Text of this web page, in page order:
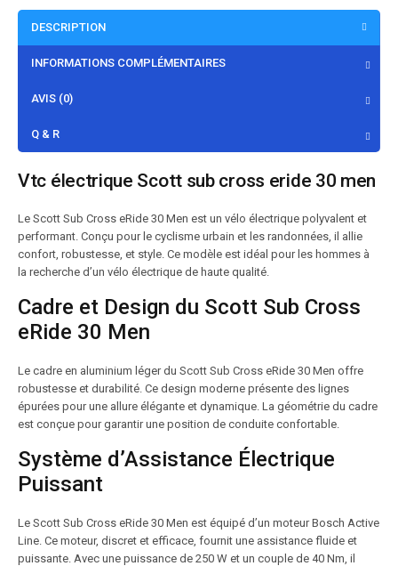
DESCRIPTION
INFORMATIONS COMPLÉMENTAIRES
AVIS (0)
Q & R
Vtc électrique Scott sub cross eride 30 men
Le Scott Sub Cross eRide 30 Men est un vélo électrique polyvalent et
performant. Conçu pour le cyclisme urbain et les randonnées, il allie
confort, robustesse, et style. Ce modèle est idéal pour les hommes à
la recherche d’un vélo électrique de haute qualité.
Cadre et Design du Scott Sub Cross
eRide 30 Men
Le cadre en aluminium léger du Scott Sub Cross eRide 30 Men offre
robustesse et durabilité. Ce design moderne présente des lignes
épurées pour une allure élégante et dynamique. La géométrie du cadre
est conçue pour garantir une position de conduite confortable.
Système d’Assistance Électrique
Puissant
Le Scott Sub Cross eRide 30 Men est équipé d’un moteur Bosch Active
Line. Ce moteur, discret et efficace, fournit une assistance fluide et
puissante. Avec une puissance de 250 W et un couple de 40 Nm, il